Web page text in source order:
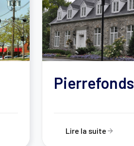
Pierrefonds
Lire la suite